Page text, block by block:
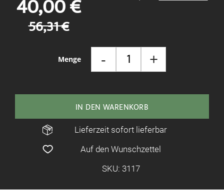
Menge - +
40,00 €
56,31 €
IN DEN WARENKORB
Lieferzeit sofort lieferbar
Auf den Wunschzettel
SKU: 3117